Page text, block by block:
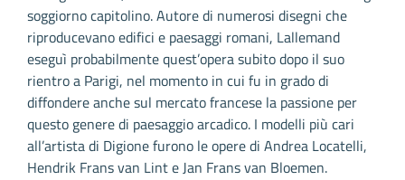
soggiorno capitolino. Autore di numerosi disegni che
riproducevano edifici e paesaggi romani, Lallemand
eseguì probabilmente quest’opera subito dopo il suo
rientro a Parigi, nel momento in cui fu in grado di
diffondere anche sul mercato francese la passione per
questo genere di paesaggio arcadico. I modelli più cari
all’artista di Digione furono le opere di Andrea Locatelli,
Hendrik Frans van Lint e Jan Frans van Bloemen.